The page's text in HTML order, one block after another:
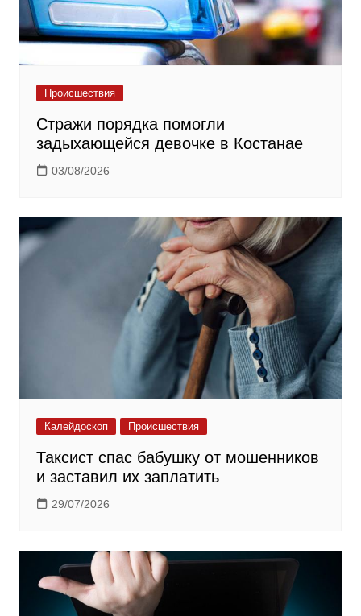
Происшествия
Стражи порядка помогли
задыхающейся девочке в Костанае
03/08/2026
Калейдоскоп Происшествия
Таксист спас бабушку от мошенников
и заставил их заплатить
29/07/2026